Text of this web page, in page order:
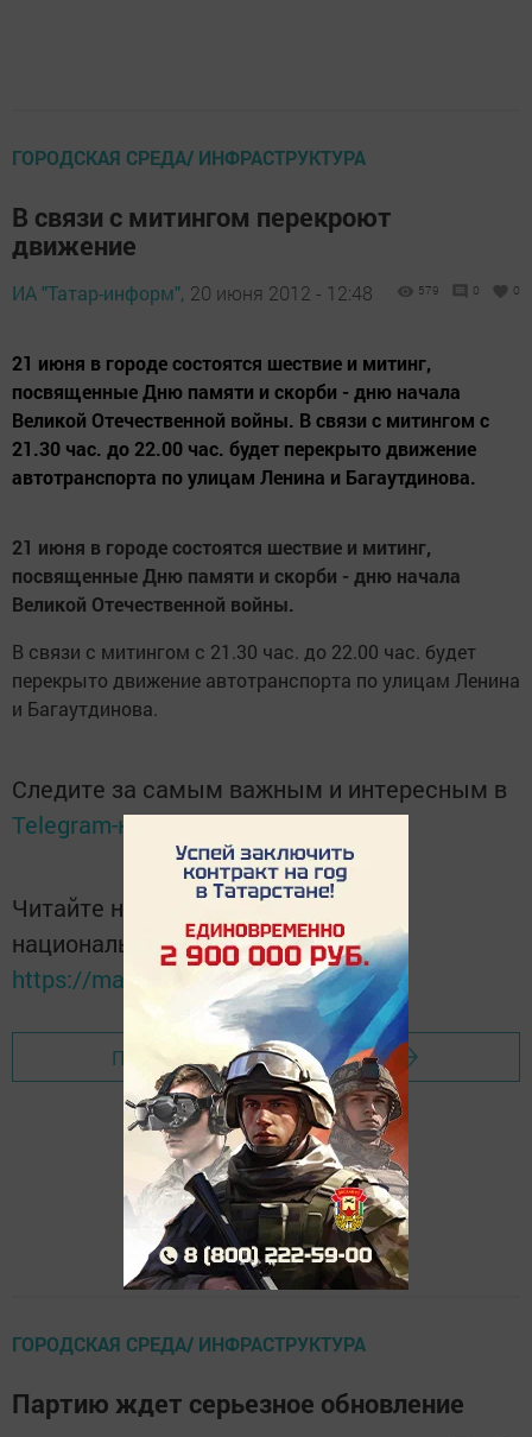
ГОРОДСКАЯ СРЕДА/ ИНФРАСТРУКТУРА
В связи с митингом перекроют
движение
ИА "Татар-информ", 20 июня 2012 - 12:48 579 0 0
21 июня в городе состоятся шествие и митинг,
посвященные Дню памяти и скорби - дню начала
Великой Отечественной войны. В связи с митингом с
21.30 час. до 22.00 час. будет перекрыто движение
автотранспорта по улицам Ленина и Багаутдинова.
21 июня в городе состоятся шествие и митинг,
посвященные Дню памяти и скорби - дню начала
Великой Отечественной войны.
В связи с митингом с 21.30 час. до 22.00 час. будет
перекрыто движение автотранспорта по улицам Ленина
и Багаутдинова.
Следите за самым важным и интересным в
Telegram-каналеТатмедиа
Читайте новости Татарстана в
национальном мессенджере MАХ:
https://max.ru/tatmedia
Перейти на страницу новости
ГОРОДСКАЯ СРЕДА/ ИНФРАСТРУКТУРА
Партию ждет серьезное обновление